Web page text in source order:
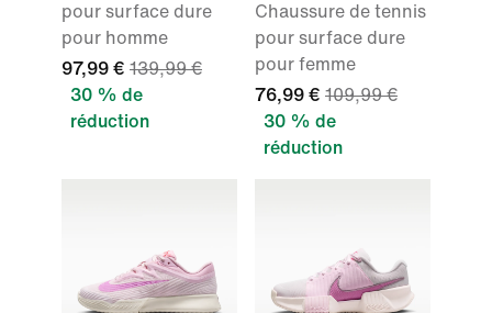
pour surface dure
pour homme
97,99 € 139,99 €
30 % de
réduction
Chaussure de tennis
pour surface dure
pour femme
76,99 € 109,99 €
30 % de
réduction